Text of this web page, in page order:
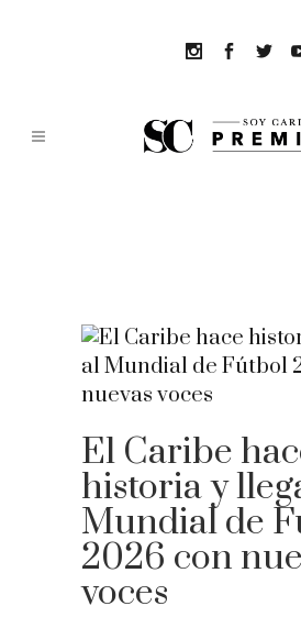
El Caribe
historia y
Mundial de
2026 con
voces